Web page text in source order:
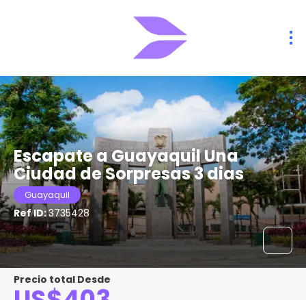
Escapate a Guayaquil Una
Ciudad de Sorpresas 3 dias
Guayaquil
Ref ID:3735428
Precio total Desde